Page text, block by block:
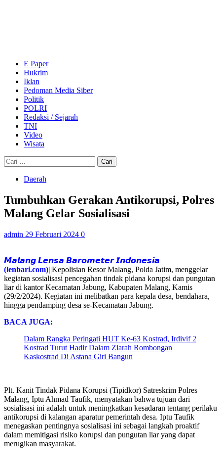
E Paper
Hukrim
Iklan
Pedoman Media Siber
Politik
POLRI
Redaksi / Sejarah
TNI
Video
Wisata
Cari
untuk:
Daerah
Tumbuhkan Gerakan Antikorupsi, Polres
Malang Gelar Sosialisasi
admin 29 Februari 2024 0
𝙈𝙖𝙡𝙖𝙣𝙜 𝙇𝙚𝙣𝙨𝙖 𝘽𝙖𝙧𝙤𝙢𝙚𝙩𝙚𝙧 𝙄𝙣𝙙𝙤𝙣𝙚𝙨𝙞𝙖
(lenbari.com)||Kepolisian Resor Malang, Polda Jatim, menggelar
kegiatan sosialisasi pencegahan tindak pidana korupsi dan pungutan
liar di kantor Kecamatan Jabung, Kabupaten Malang, Kamis
(29/2/2024). Kegiatan ini melibatkan para kepala desa, bendahara,
hingga pendamping desa se-Kecamatan Jabung.
BACA JUGA:
Dalam Rangka Peringati HUT Ke-63 Kostrad, Irdivif 2
Kostrad Turut Hadir Dalam Ziarah Rombongan
Kaskostrad Di Astana Giri Bangun
Plt. Kanit Tindak Pidana Korupsi (Tipidkor) Satreskrim Polres
Malang, Iptu Ahmad Taufik, menyatakan bahwa tujuan dari
sosialisasi ini adalah untuk meningkatkan kesadaran tentang perilaku
antikorupsi di kalangan aparatur pemerintah desa. Iptu Taufik
menegaskan pentingnya sosialisasi ini sebagai langkah proaktif
dalam memitigasi risiko korupsi dan pungutan liar yang dapat
merugikan masyarakat.